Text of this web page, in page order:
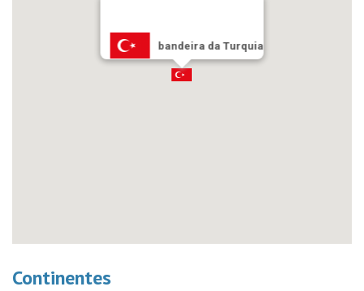
bandeira da Turquia
Continentes